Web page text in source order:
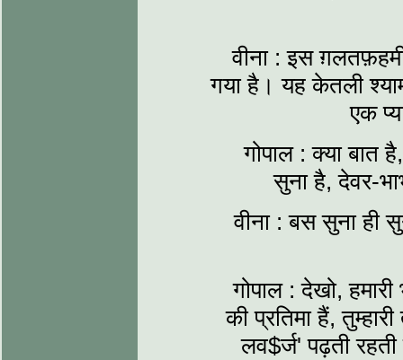
वीना : इस
गया है। यह केतली
एक
गोपाल : क्या बात
सुना है, देवर-
वीना : बस सुना ही
गोपाल : देखो,
की प्रतिमा हैं,
लव$र्ज' पढ़ती